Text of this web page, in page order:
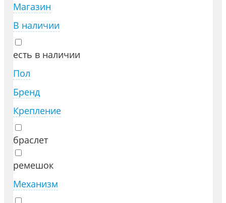
Магазин
В наличии
есть в наличии
Пол
Бренд
Крепление
браслет
ремешок
Механизм